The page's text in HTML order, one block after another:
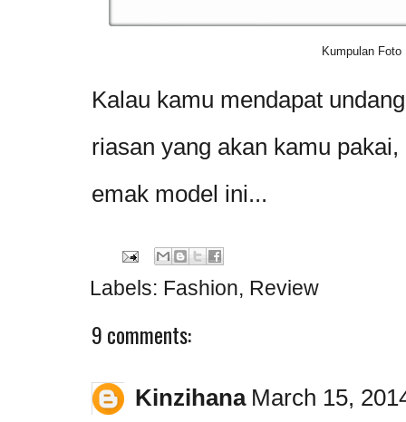
Kumpulan
Kalau kamu mendapat
riasan yang akan kamu
emak model ini...
Labels: Fashion, Review
9 comments:
Kinzihana March 15,